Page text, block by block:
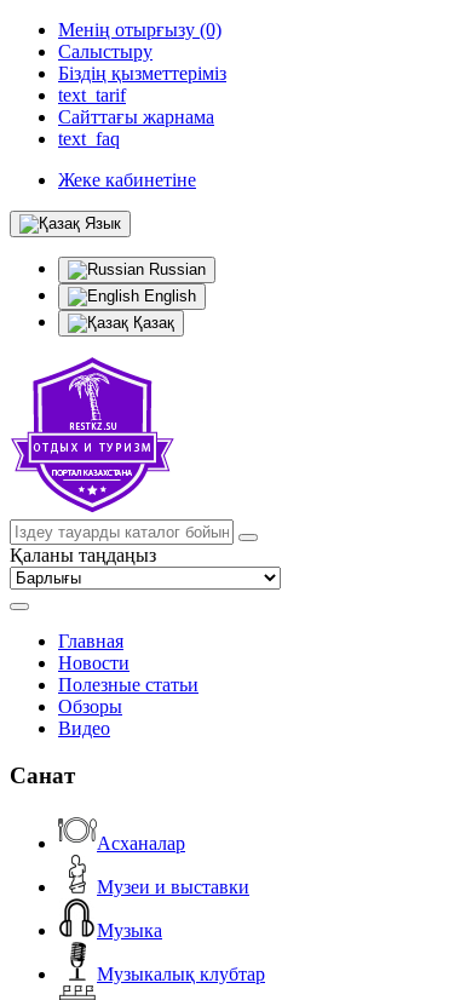
Менің отырғызу (0)
Салыстыру
Біздің қызметтеріміз
text_tarif
Сайттағы жарнама
text_faq
Жеке кабинетіне
Язык
Russian
English
Қазақ
Қаланы таңдаңыз
Главная
Новости
Полезные статьи
Обзоры
Видео
Санат
Асханалар
Музеи и выставки
Музыка
Музыкалық клубтар